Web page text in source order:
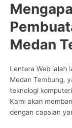
Medan
Lentera Web ialah
Medan Tembung,
teknologi
Kami akan
dengan capaian